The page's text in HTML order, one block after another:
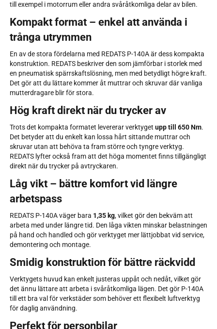
till exempel i motorrum eller andra svåråtkomliga delar av bilen.
Kompakt format – enkel att använda i
trånga utrymmen
En av de stora fördelarna med REDATS P-140A är dess kompakta
konstruktion. REDATS beskriver den som jämförbar i storlek med
en pneumatisk spärrskaftslösning, men med betydligt högre kraft.
Det gör att du lättare kommer åt muttrar och skruvar där vanliga
mutterdragare blir för stora.
Hög kraft direkt när du trycker av
Trots det kompakta formatet levererar verktyget upp till 650 Nm.
Det betyder att du enkelt kan lossa hårt sittande muttrar och
skruvar utan att behöva ta fram större och tyngre verktyg.
REDATS lyfter också fram att det höga momentet finns tillgängligt
direkt när du trycker på avtryckaren.
Låg vikt – bättre komfort vid längre
arbetspass
REDATS P-140A väger bara 1,35 kg, vilket gör den bekväm att
arbeta med under längre tid. Den låga vikten minskar belastningen
på hand och handled och gör verktyget mer lättjobbat vid service,
demontering och montage.
Smidig konstruktion för bättre räckvidd
Verktygets huvud kan enkelt justeras uppåt och nedåt, vilket gör
det ännu lättare att arbeta i svåråtkomliga lägen. Det gör P-140A
till ett bra val för verkstäder som behöver ett flexibelt luftverktyg
för daglig användning.
Perfekt för personbilar